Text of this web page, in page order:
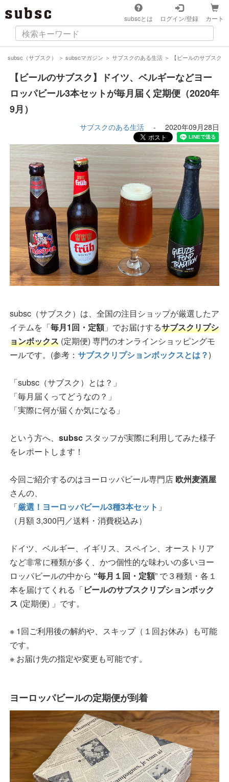
subscとは ログイン/登録 カート
subsc（サブスク） ＞ subscマガジン ＞ サブスクのある生活 ＞ 【ビールのサブスク
【ビールのサブスク】ドイツ、ベルギーなどヨー
ロッパビール3本セットが毎月届く定期便（2020年
9月）
サブスクのある生活 - 2020年09月28日
subsc（サブスク）は、全国の注目ショップが厳選したア
イテムを「毎月1回・定額」でお届けするサブスクリプシ
ョンボックス (定期便) 専門のオンラインショッピングモ
ールです。(参考： サブスクリプションボックスとは？)
「subsc（サブスク）とは？」
「毎月届くってどうなの？」
「実際に何が届くか気になる」
という方へ、 subsc スタッフが実際に利用してみた様子
をレポートします！
今回ご紹介するのはヨーロッパビール専門店 欧州麦酒屋
さんの、
「厳選！ヨーロッパビール3種3本セット 」
（月額 3,300円／送料・消費税込み）
ドイツ、ベルギー、イギリス、スペイン、オーストリア
など非常に種類が多く、かつ個性的な味わいの多いヨー
ロッパビールの中から “毎月１回・定額” で３種類・各１
本を届けてくれる「ビールのサブスクリプションボック
ス (定期便) 」です。
※ 1回ご利用後の解約や、スキップ（１回お休み）も可能
です。
※ お届け先の指定や変更も可能です。
ヨーロッパビールの定期便が到着